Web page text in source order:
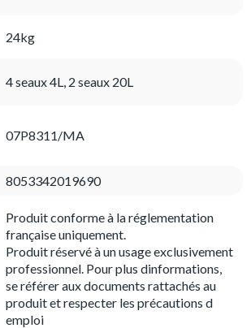
24kg
4 seaux 4L, 2 seaux 20L
07P8311/MA
8053342019690
Produit conforme à la réglementation
française uniquement.
Produit réservé à un usage exclusivement
professionnel. Pour plus dinformations,
se référer aux documents rattachés au
produit et respecter les précautions d
emploi